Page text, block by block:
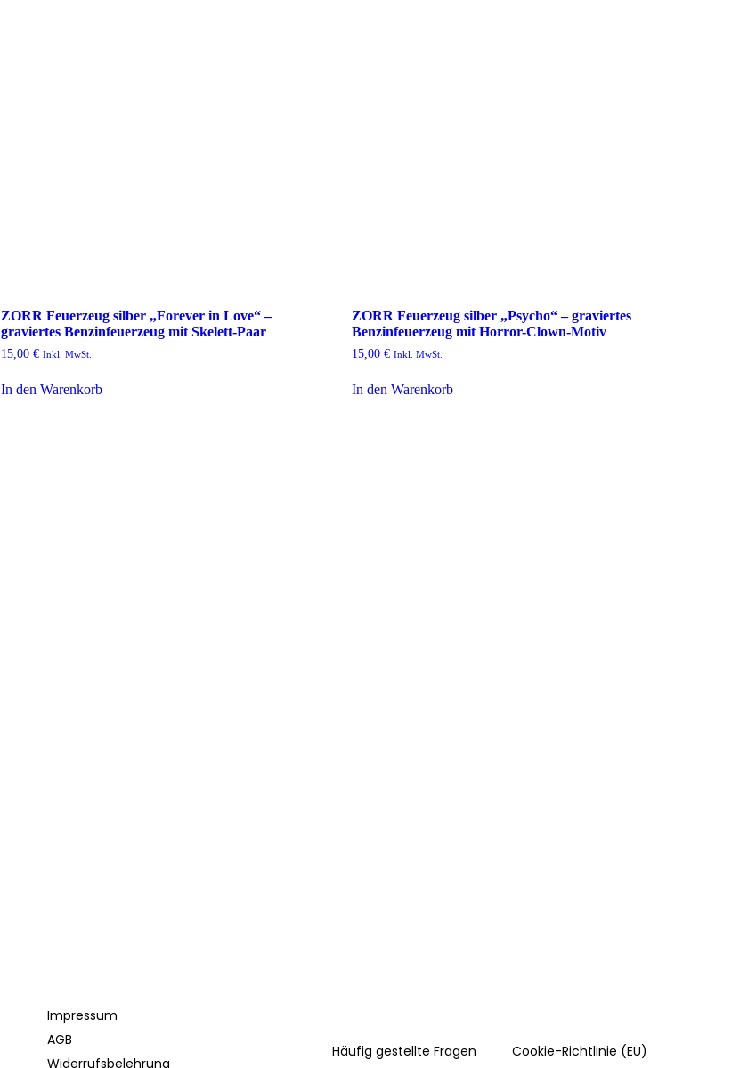
ZORR Feuerzeug silber „Forever in Love“ –
graviertes Benzinfeuerzeug mit Skelett-Paar
15,00 € Inkl. MwSt.
In den Warenkorb
ZORR Feuerzeug silber „Psycho“ – graviertes
Benzinfeuerzeug mit Horror-Clown-Motiv
15,00 € Inkl. MwSt.
In den Warenkorb
Impressum
AGB
Widerrufsbelehrung
Häufig gestellte Fragen Cookie-Richtlinie (EU)